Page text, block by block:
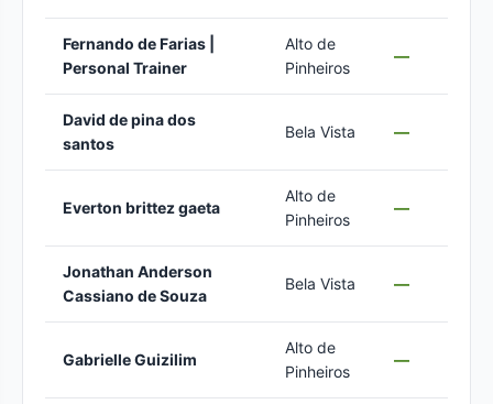
Fernando de Farias |
Personal Trainer
Alto de
Pinheiros
—
David de pina dos
santos
Bela Vista —
Everton brittez gaeta
Alto de
Pinheiros
—
Jonathan Anderson
Cassiano de Souza
Bela Vista —
Gabrielle Guizilim
Alto de
Pinheiros
—